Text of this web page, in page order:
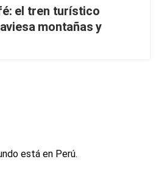
el tren turístico
montañas y